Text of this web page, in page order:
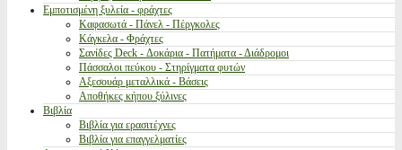
Εμποτισμένη ξυλεία - φράχτες
Καφασωτά - Πάνελ - Πέργκολες
Κάγκελα - Φράχτες
Σανίδες Deck - Δοκάρια - Πατήματα - Διάδρομοι
Πάσσαλοι πεύκου - Στηρίγματα φυτών
Αξεσουάρ μεταλλικά - Βάσεις
Αποθήκες κήπου ξύλινες
Βιβλία
Βιβλία για ερασιτέχνες
Βιβλία για επαγγελματίες